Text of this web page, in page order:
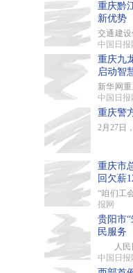
重庆黔
新优势
交通建
中国日报
重庆九
启动智
新华网
中国日报
重庆警
2月27日，
重庆市
回欠薪
“咱们工
报网
贵阳市
民服务
人民网
中国日报